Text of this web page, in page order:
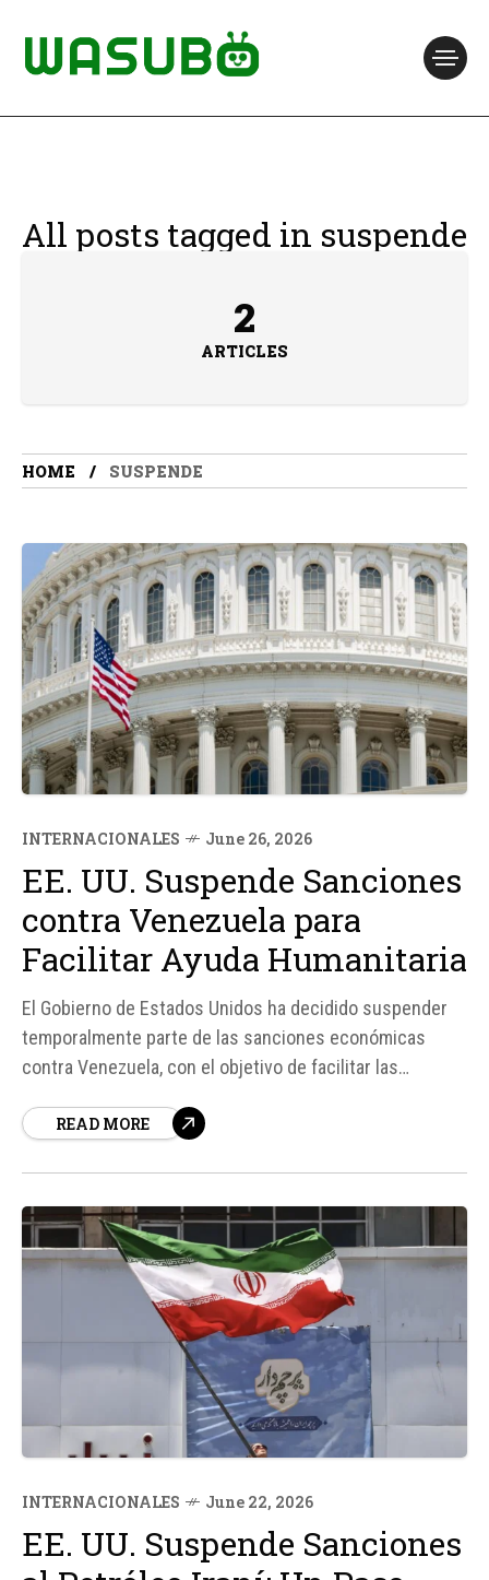
All posts tagged in suspende
2
ARTICLES
HOME SUSPENDE
INTERNACIONALES June 26, 2026
EE. UU. Suspende Sanciones
contra Venezuela para
Facilitar Ayuda Humanitaria
El Gobierno de Estados Unidos ha decidido suspender
temporalmente parte de las sanciones económicas
contra Venezuela, con el objetivo de facilitar las
los dos terremotos que han afectado al país. Según
destinada a...
READ MORE
INTERNACIONALES June 22, 2026
EE. UU. Suspende Sanciones